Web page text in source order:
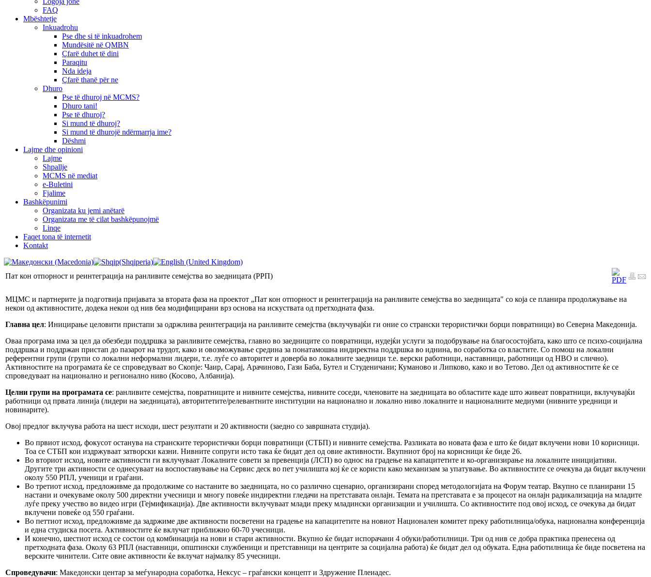
FAQ
Mbështetje
Inkuadrohu
Pse dhe si të inkuadrohem
Mundësitë në QMBN
Çfarë duhet të dini
Paraqitu
Nda ideja
Çfarë thanë për ne
Dhuro
Pse të dhuroj në MCMS?
Dhuro tani!
Pse të dhuroj?
Si mund të dhuroj?
Si mund të dhurojë ndërmarrja ime?
Dëshmi
Lajme dhe opinioni
Lajme
Shpallje
MCMS në mediat
e-Buletini
Fjalime
Bashkëpunimi
Organizata ku jemi anëtarë
Organizata me të cilat bashkëpunojmë
Linqe
Faqet tona të internetit
Kontakt
Пат кон отпорност и реинтеграција на ранливите семејства во заедницата (РРП)
МЦМС и партнерите ја подготвија пријавата за втората фаза на проектот „Пат кон отпорност и реинтеграција на ранливите семејства во заедницата" со која се планира продолжување на
некои од активностите, додека некои од нив беа модифицирани врз основа на искуствата од претходната фаза.
Главна цел: Иницирање целовити пристапи за одржлива реинтеграција на ранливите семејства (вклучувајќи ги оние со странски терористички борци повратници) во Северна Македонија.
Оваа програма има за цел да обезбеди поддршка за ранливите семејства, главно во заедниците со повратници, нудејќи услуги за подобрување на благосостојбата, како што се психо-социјална
поддршка и поддржан пристап до пазарот на трудот, како и овозможување средина за понатамошна индиректна поддршка во иднина, во соработка со властите. Со помош на локални
референтни групи (групи со локални неформални лидери, т.е. луѓе со авторитет и доверба во локалните заедници т.е. верски работници, наставници, работници од НВО и слично).
Активностите на програмата ќе се спроведуваат во Скопје: Чаир, Сарај, Арачиново, Гази Баба, Бутел и Студеничани; Куманово и Липково, како и во Тетово. Дел од активностите ќе се
спроведуваат на национално и регионално ниво (Косово, Албанија).
Целни групи на програмата се: ранливите семејства, повратниците и нивните семејства, нивните соседи, членовите на заедницата во областите каде што живеат повратници, вклучувајќи
работници од првата линија (лидери на заедницата), авторитетите/релевантните институции на национално и локално ниво локалните и националните медиуми (нивните уредници и
новинарите).
Овој предлог вклучува работа на шест исходи, шест резултати и 20 активности (заедно со завршната студија).
Во првиот исход, фокусот останува на странските терористички борци повратници (СТБП) и нивните семејства. Разликата во новата фаза е што ќе бидат вклучени нови 10 корисници.
Тоа се СТБП кои издржуваат затворски казни. Нивните сопруги исто така ќе бидат дел од овие активности. Вкупниот број на корисници ќе биде 26.
Во вториот исход, новите активности ги вклучуваат Локалните совети за превенција (ЛСП) во однос на градење на капацитетите и ко-организирање на локалните иницијативи.
Другите три активности се однесуваат на воспоставување на Сервис деск во пет училишта кој ќе се користи како механизам за упатување. Во активностите се очекува да бидат вклучени
околу 550 РПЛ, ученици и граѓани.
Во третиот исход, предложивме да продолжиме со настаните во заедницата, но со различно сценарио, организирани според методологијата на Форум театар. Вкупно се планирани 15
настани и очекуваме околу 500 директни учесници и многу повеќе индиректни гледачи на претставата онлајн. Темата на претставата е за процесот на онлајн радикализација на младите
луѓе преку учество во видео игри (Гејмификација). Две активности вклучуваат млади преку младински организации и училишта. Со активностите под овој исход, се очекува да бидат
вклучени повеќе од 550 граѓани.
Во петтиот исход, предложивме да задржиме две активности посветени на градење на капацитетите на новиот Национален комитет преку работилница/обука, национална конференција
и една студиска посета. Активностите ќе вклучат приближно 60-70 учесници.
И конечно, шестиот исход се состои од комбинација на нови и стари активности. Вкупно ќе бидат испорачани 4 обуки/работилници. Три од нив се добра практика пренесена од
претходната фаза. Околу 63 РПЛ (наставници, општински службеници и претставници на центрите за социјална работа) ќе бидат дел од обуката. Една работилница ќе биде посветена на
верските чинители. Сите овие активности ќе вклучат најмалку 85 учесници.
Спроведувачи: Македонски центар за меѓународна соработка, Нексус – граѓански концепт и Здружение Плеиадес.